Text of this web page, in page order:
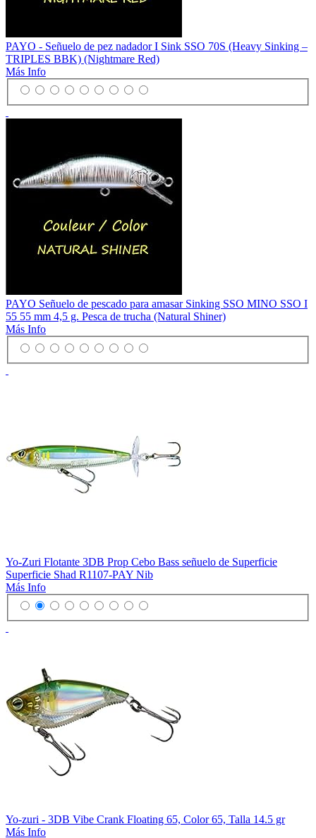
PAYO - Señuelo de pez nadador I Sink SSO 70S (Heavy Sinking –
TRIPLES BBK) (Nightmare Red)
Más Info
PAYO Señuelo de pescado para amasar Sinking SSO MINO SSO I
55 55 mm 4,5 g. Pesca de trucha (Natural Shiner)
Más Info
Yo-Zuri Flotante 3DB Prop Cebo Bass señuelo de Superficie
Superficie Shad R1107-PAY Nib
Más Info
Yo-zuri - 3DB Vibe Crank Floating 65, Color 65, Talla 14.5 gr
Más Info